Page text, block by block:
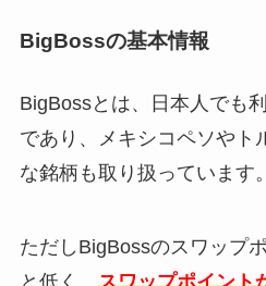
BigBossの基本情報
BigBossとは、日本人でも
であり、メキシコペソやト
な銘柄も取り扱っています。
ただしBigBossのスワップ
と低く、 スワップポイント